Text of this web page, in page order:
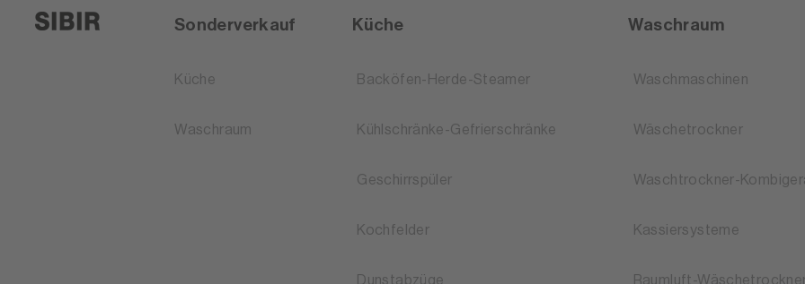
Sonderverkauf
Küche
Waschraum
Küche
Backöfen-Herde-Steamer
Kühlschränke-Gefrierschränke
Geschirrspüler
Kochfelder
Dunstabzüge
Waschraum
Waschmaschinen
Wäschetrockner
Waschtrockner-
Kassiersysteme
Raumluft-